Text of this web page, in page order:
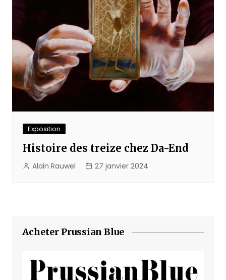
Exposition
Histoire des treize chez Da-End
Alain Rauwel 27 janvier 2024
Acheter Prussian Blue